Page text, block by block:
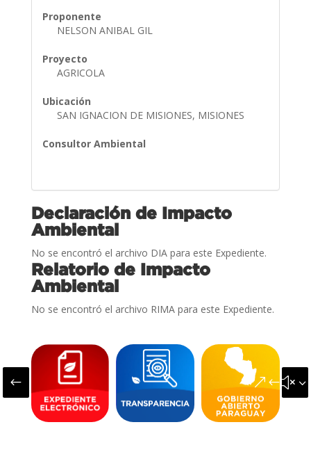
Proponente
NELSON ANIBAL GIL
Proyecto
AGRICOLA
Ubicación
SAN IGNACION DE MISIONES, MISIONES
Consultor Ambiental
Declaración de Impacto
Ambiental
No se encontró el archivo DIA para este Expediente.
Relatorio de Impacto
Ambiental
No se encontró el archivo RIMA para este Expediente.
#